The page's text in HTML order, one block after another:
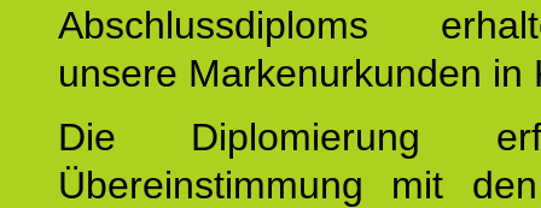
Abschlussdiploms
unsere Markenurkunden in
Die Diplomierung
Übereinstimmung mit